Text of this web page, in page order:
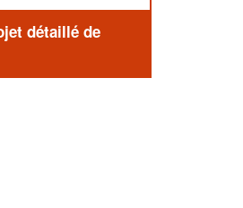
détaillé de